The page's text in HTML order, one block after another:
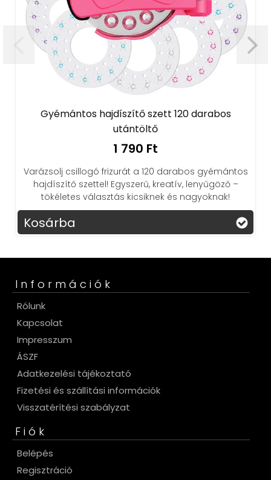
Gyémántos hajdíszítő szett 120 darabos
utántöltő
1 790 Ft
Varázsolj csillogó frizurát a 120 darabos gyémántos
hajdíszítő szettel! Egyszerű, kreatív, lenyűgöző –
tökéletes választás kicsiknek és nagyoknak!
Kosárba
Információk
Rólunk
Kapcsolat
Impresszum
ÁSZF
Adatkezelési tájékoztató
Fizetési és szállítási információk
Visszatérítési szabályzat
Fiók
Belépés
Regisztráció